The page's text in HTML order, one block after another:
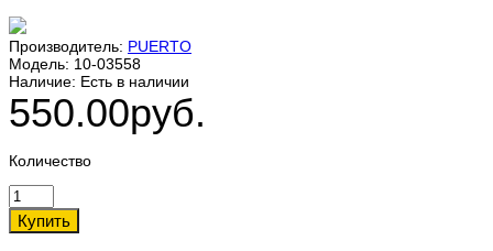
Производитель: PUERTO
Модель: 10-03558
Наличие: Есть в наличии
550.00руб.
Количество